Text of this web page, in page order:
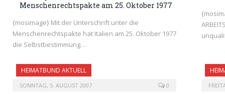
Menschenrechtspakte am 25. Oktober 1977
{mosimage} Mit der Unterschrift unter die
Menschenrechtspakte hat Italien am 25. Oktober 1977
die Selbstbestimmung…
HEIMATBUND AKTUELL
SONNTAG, 5. AUGUST 2007 0